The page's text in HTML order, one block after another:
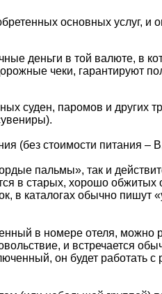
основных услуг, и
деньги в той валюте, в
чеки, гарантируют
суден, паромов и других
(без стоимости питания –
пальмы», так и
в старых, хорошо обжитых
в каталогах обычно пишут
в номере отеля, можно
и встречается
он будет работать